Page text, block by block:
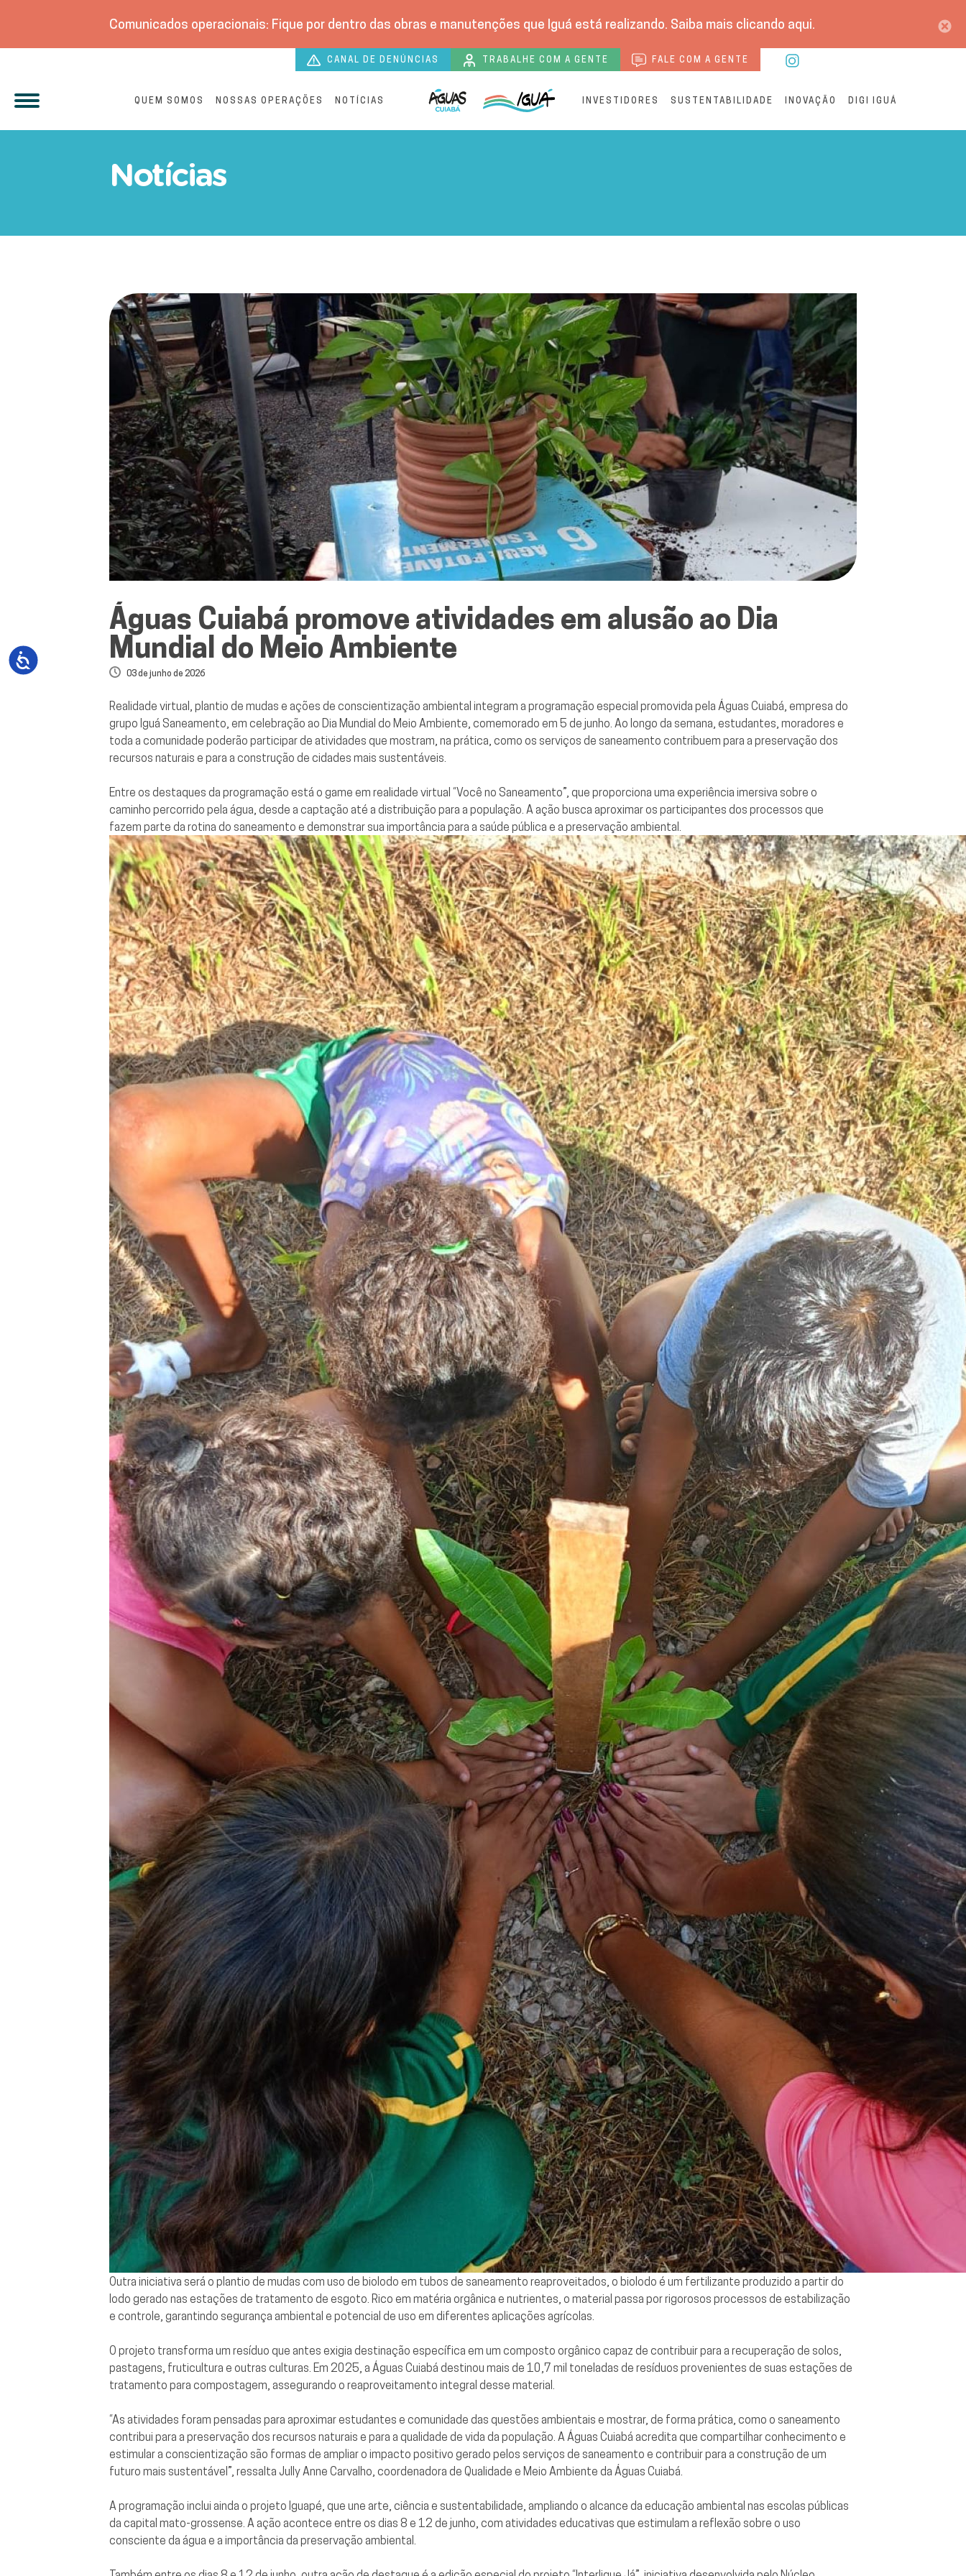
Comunicados operacionais: Fique por dentro das obras e manutenções que Iguá está realizando. Saiba mais clicando aqui.
CANAL DE DENÚNCIAS TRABALHE COM A GENTE FALE COM A GENTE
QUEM SOMOS NOSSAS OPERAÇÕES NOTÍCIAS INVESTIDORES SUSTENTABILIDADE INOVAÇÃO DIGI IGUÁ
Águas Cuiabá promove atividades em alusão ao Dia Mundial do Meio
Notícias
Águas Cuiabá promove atividades em alusão ao Dia
Mundial do Meio Ambiente
03 de junho de 2026
Realidade virtual, plantio de mudas e ações de conscientização ambiental integram a programação especial promovida pela Águas Cuiabá, empresa do
grupo Iguá Saneamento, em celebração ao Dia Mundial do Meio Ambiente, comemorado em 5 de junho. Ao longo da semana, estudantes, moradores e
toda a comunidade poderão participar de atividades que mostram, na prática, como os serviços de saneamento contribuem para a preservação dos
recursos naturais e para a construção de cidades mais sustentáveis.
Entre os destaques da programação está o game em realidade virtual “Você no Saneamento”, que proporciona uma experiência imersiva sobre o
caminho percorrido pela água, desde a captação até a distribuição para a população. A ação busca aproximar os participantes dos processos que
fazem parte da rotina do saneamento e demonstrar sua importância para a saúde pública e a preservação ambiental.
Outra iniciativa será o plantio de mudas com uso de biolodo em tubos de saneamento reaproveitados, o biolodo é um fertilizante produzido a partir do
lodo gerado nas estações de tratamento de esgoto. Rico em matéria orgânica e nutrientes, o material passa por rigorosos processos de estabilização
e controle, garantindo segurança ambiental e potencial de uso em diferentes aplicações agrícolas.
O projeto transforma um resíduo que antes exigia destinação específica em um composto orgânico capaz de contribuir para a recuperação de solos,
pastagens, fruticultura e outras culturas. Em 2025, a Águas Cuiabá destinou mais de 10,7 mil toneladas de resíduos provenientes de suas estações de
tratamento para compostagem, assegurando o reaproveitamento integral desse material.
“As atividades foram pensadas para aproximar estudantes e comunidade das questões ambientais e mostrar, de forma prática, como o saneamento
contribui para a preservação dos recursos naturais e para a qualidade de vida da população. A Águas Cuiabá acredita que compartilhar conhecimento e
estimular a conscientização são formas de ampliar o impacto positivo gerado pelos serviços de saneamento e contribuir para a construção de um
futuro mais sustentável”, ressalta Jully Anne Carvalho, coordenadora de Qualidade e Meio Ambiente da Águas Cuiabá.
A programação inclui ainda o projeto Iguapé, que une arte, ciência e sustentabilidade, ampliando o alcance da educação ambiental nas escolas públicas
da capital mato-grossense. A ação acontece entre os dias 8 e 12 de junho, com atividades educativas que estimulam a reflexão sobre o uso
consciente da água e a importância da preservação ambiental.